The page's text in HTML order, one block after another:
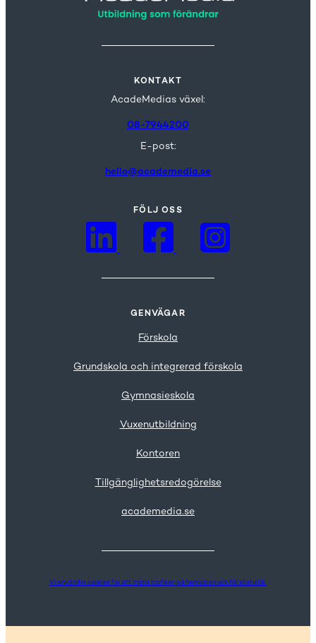
GENVÄGAR
Förskola
Grundskola och integrerad förskola
Gymnasieskola
Vuxenutbildning
Kontoren
Tillgänglighetsredogörelse
academedia.se
KONTAKT
AcadeMedias växel:
08-7944200
E-post:
hello@academedia.se
FÖLJ OSS
Vi använder cookies för att mäta trafiken på hemsidan och för statistik.